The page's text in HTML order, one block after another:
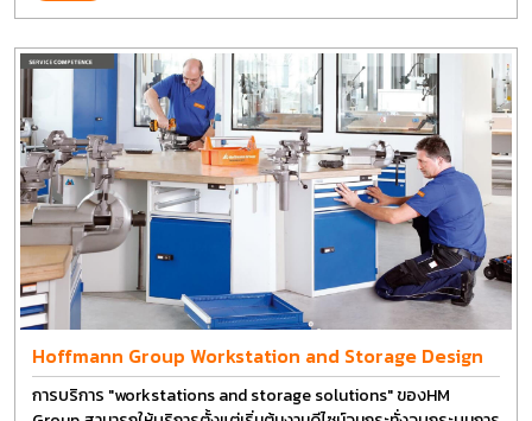
Hoffmann Group Workstation and Storage Design
การบริการ "workstations and storage solutions" ของHM